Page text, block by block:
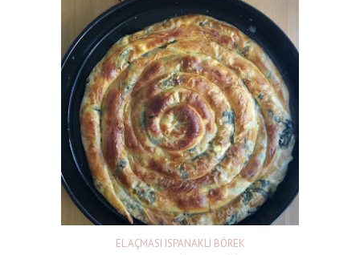
EL AÇMASI ISPANAKLI BÖREK